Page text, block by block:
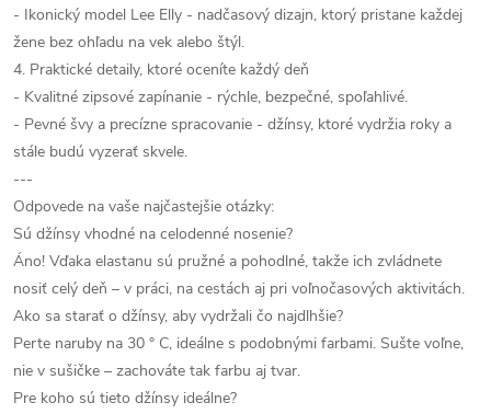
- Ikonický model Lee Elly - nadčasový dizajn, ktorý pristane každej
žene bez ohľadu na vek alebo štýl.
4. Praktické detaily, ktoré oceníte každý deň
- Kvalitné zipsové zapínanie - rýchle, bezpečné, spoľahlivé.
- Pevné švy a precízne spracovanie - džínsy, ktoré vydržia roky a
stále budú vyzerať skvele.
---
Odpovede na vaše najčastejšie otázky:
Sú džínsy vhodné na celodenné nosenie?
Áno! Vďaka elastanu sú pružné a pohodlné, takže ich zvládnete
nosiť celý deň – v práci, na cestách aj pri voľnočasových aktivitách.
Ako sa starať o džínsy, aby vydržali čo najdlhšie?
Perte naruby na 30 ° C, ideálne s podobnými farbami. Sušte voľne,
nie v sušičke – zachováte tak farbu aj tvar.
Pre koho sú tieto džínsy ideálne?